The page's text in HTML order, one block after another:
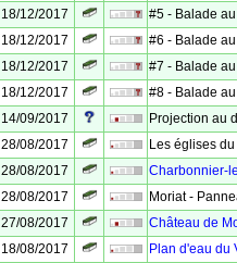
18/12/2017
#5 - Balade
18/12/2017
#6 - Balade
18/12/2017
#7 - Balade
18/12/2017
#8 - Balade
14/09/2017
Projection au
28/08/2017
Les églises
28/08/2017
Charbonnier-
28/08/2017
Moriat -
27/08/2017
Château de
18/08/2017
Plan d'eau du